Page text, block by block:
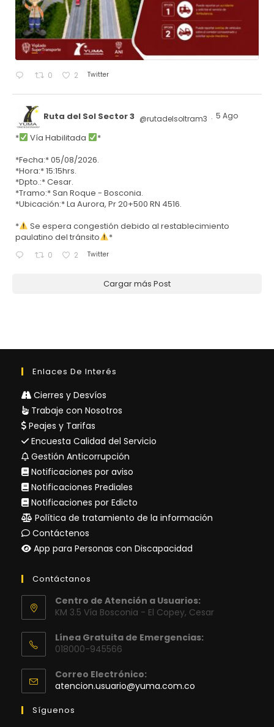
0 2 Twitter
Ruta del Sol Sector 3 @rutadelsoltram3 · 5 Ago
* Vía Habilitada
*
*Fecha:* 05/08/2026.
*Hora:* 15:15hrs.
*Dpto.:* Cesar.
*Tramo:* San Roque - Bosconia.
*Ubicación:* La Aurora, Pr 20+500 RN 4516.
*
Se espera congestión debido al restablecimiento
paulatino del tránsito
*
0 2 Twitter
Cargar más Post
Enlaces De Interés
Cierres y Desvíos
Trabaje con Nosotros
Peajes y Tarifas
Encuesta Calidad del Servicio
Gestión Anticorrupción
Notificaciones por aviso
Notificaciones Prediales
Notificaciones por Edicto
Política de tratamiento de la información
Contáctenos
App para Personas con Discapacidad
Contáctanos
Centro de Atención a Usuarios:
KM 3.5 Vía Bosconia - El Copey, Cesar
Línea Gratuita de Emergencias:
018000-945566
Correo Electrónico:
atencion.usuario@yuma.com.co
Síguenos